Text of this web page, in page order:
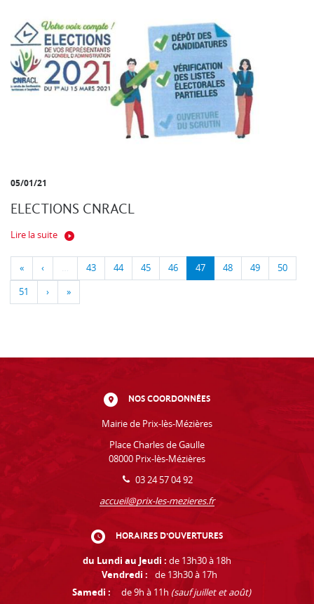
05/01/21
ELECTIONS CNRACL
Lire la suite
« ‹ … 43 44 45 46 47 48 49 50
51 › »
NOS COORDONNÉES
Mairie de Prix-lès-Mézières
Place Charles de Gaulle
08000 Prix-lès-Mézières
03 24 57 04 92
accueil@prix-les-mezieres.fr
HORAIRES D'OUVERTURES
du Lundi au Jeudi : de 13h30 à 18h
Vendredi :
de 13h30 à 17h
Samedi :
de 9h à 11h (sauf juillet et août)